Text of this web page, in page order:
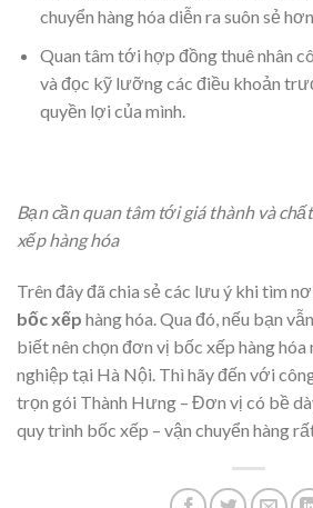
chuyển hàng hóa diễn ra suôn sẻ
Quan tâm tới hợp đồng thuê nhân
và đọc kỹ lưỡng các điều khoản
quyền lợi của mình.
Bạn cần quan tâm tới giá thành và
xếp hàng hóa
Trên đây đã chia sẻ các lưu ý khi tìm
bốc xếp hàng hóa. Qua đó, nếu bạn
biết nên chọn đơn vị bốc xếp hàng hóa
nghiệp tại Hà Nội. Thì hãy đến với
trọn gói Thành Hưng – Đơn vị có bề
quy trình bốc xếp – vận chuyển hàng